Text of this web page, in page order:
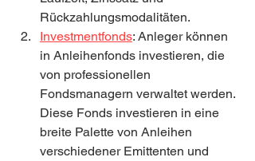
Rückzahlungsmodalitäten.
Investmentfonds: Anleger können
in Anleihenfonds investieren, die
von professionellen
Fondsmanagern verwaltet werden.
Diese Fonds investieren in eine
breite Palette von Anleihen
verschiedener Emittenten und